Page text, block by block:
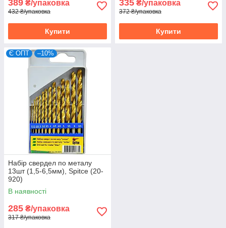
389 ₴/упаковка
432 ₴/упаковка
Купити
335 ₴/упаковка
372 ₴/упаковка
Купити
Є ОПТ –10%
Набір свердел по металу
13шт (1,5-6,5мм), Spitce (20-
920)
В наявності
285 ₴/упаковка
317 ₴/упаковка